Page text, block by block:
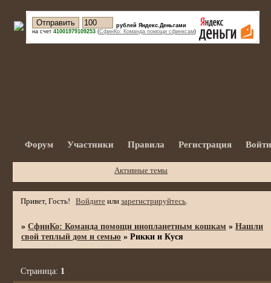
рублей Яндекс.Деньгами
на счет 41001979109253 (СфинКо: Команда помощи сфинксам)
Форум Участники Правила Регистрация
Активные темы
Привет, Гость! Войдите илизарегистрируйтесь.
»СфинКо: Команда помощи инопланетным кошкам »Нашли
свой теплый дом и семью »Рикки и Куся
Страница: 1